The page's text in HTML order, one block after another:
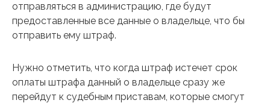
отправляться в администрацию, где будут
предоставленные все данные о владельце, что бы
отправить ему штраф.
Нужно отметить, что когда штраф истечет срок
оплаты штрафа данный о владельце сразу же
перейдут к судебным приставам, которые смогут